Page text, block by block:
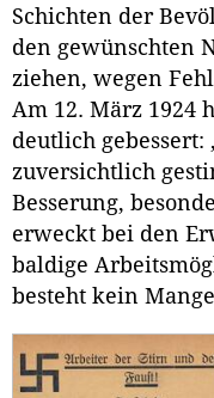
Schichten der
den gewünschten
ziehen, wegen
Am 12. März 1924
deutlich gebessert:
zuversichtlich
Besserung,
erweckt bei den
baldige
besteht kein